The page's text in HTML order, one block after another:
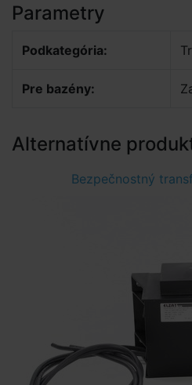
Parametry
Podkategória:
Pre bazény:
Alternatívne
Bezpečnostný